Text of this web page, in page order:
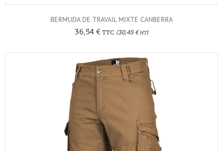
BERMUDA DE TRAVAIL MIXTE CANBERRA
36,54 € TTC (30,45 €HT)